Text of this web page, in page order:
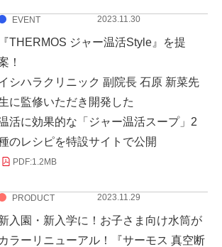
EVENT 2023.11.30
『THERMOS ジャー温活Style』を提
！
シハラクリニック 副院長 石原 新菜先
に監修いただき開発した
活に効果的な「ジャー温活スープ」2
のレシピを特設サイトで公開
PDF:1.2MB
PRODUCT 2023.11.29
入園・新入学に！お子さま向け水筒が
カラーリニューアル！『サーモス 真空断